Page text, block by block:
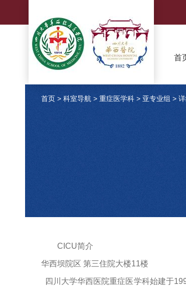
首
首页 > 科室导航 > 重症医学科 > 亚专业组 >
CICU简介
华西坝院区 第三住院大楼11楼
四川大学华西医院重症医学科始建于